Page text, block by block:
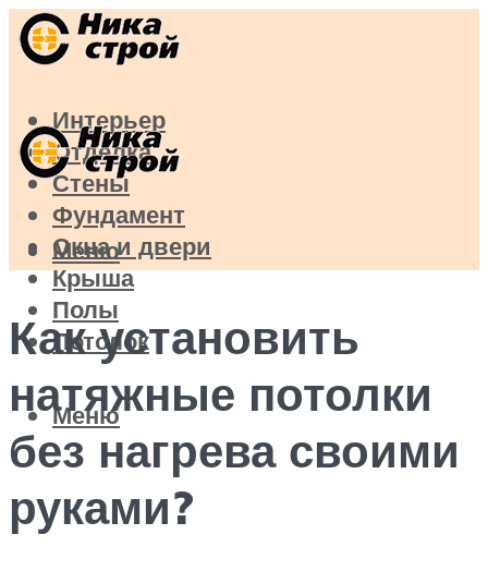
Интерьер
Отделка
Стены
Фундамент
Окна и двери
Крыша
Полы
Потолок
Меню
Меню
Как установить
натяжные потолки
без нагрева своими
руками?